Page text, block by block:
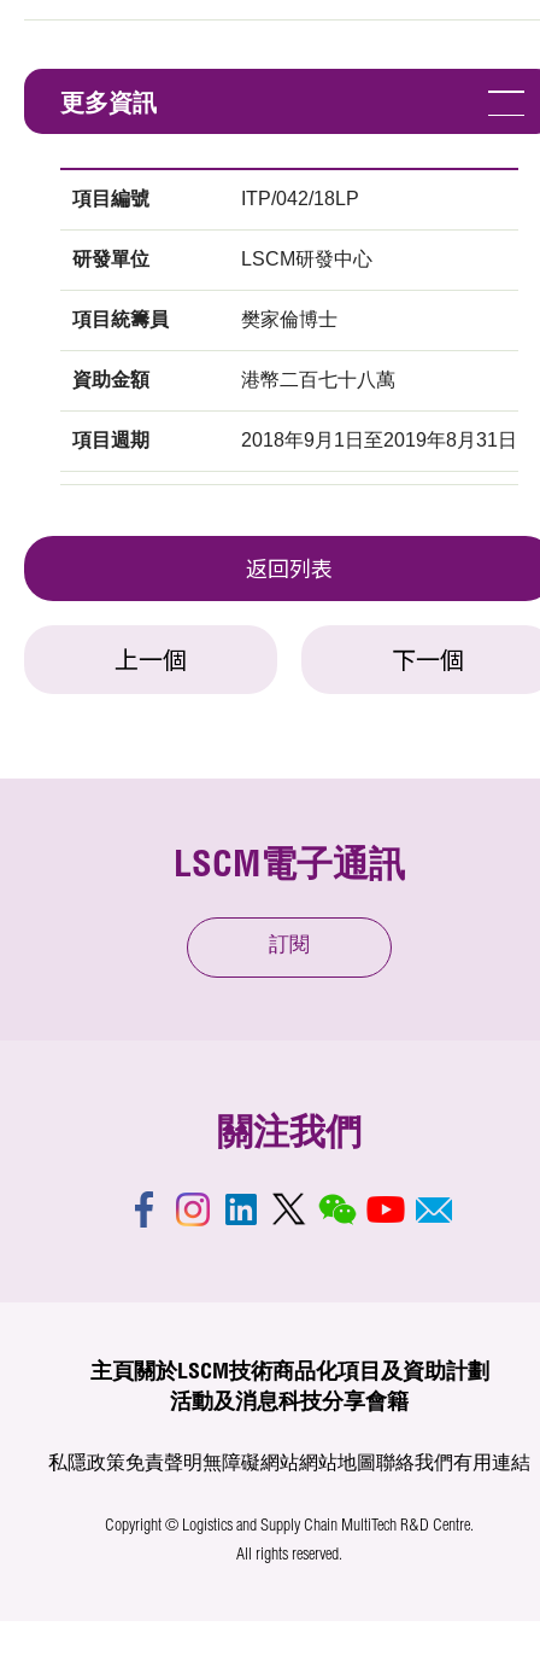
更多資訊
項目編號 ITP/042/18LP
研發單位 LSCM研發中心
項目統籌員 樊家倫博士
資助金額 港幣二百七十八萬
項目週期 2018年9月1日至2019年8月31日
返回列表
上一個 下一個
LSCM電子通訊
訂閱
關注我們
主頁 關於LSCM技術商品化項目及資助計劃
活動及消息科技分享會籍
私隱政策免責聲明無障礙網站網站地圖聯絡我們有用連結
Copyright © Logistics and Supply Chain MultiTech R&D Centre.
All rights reserved.